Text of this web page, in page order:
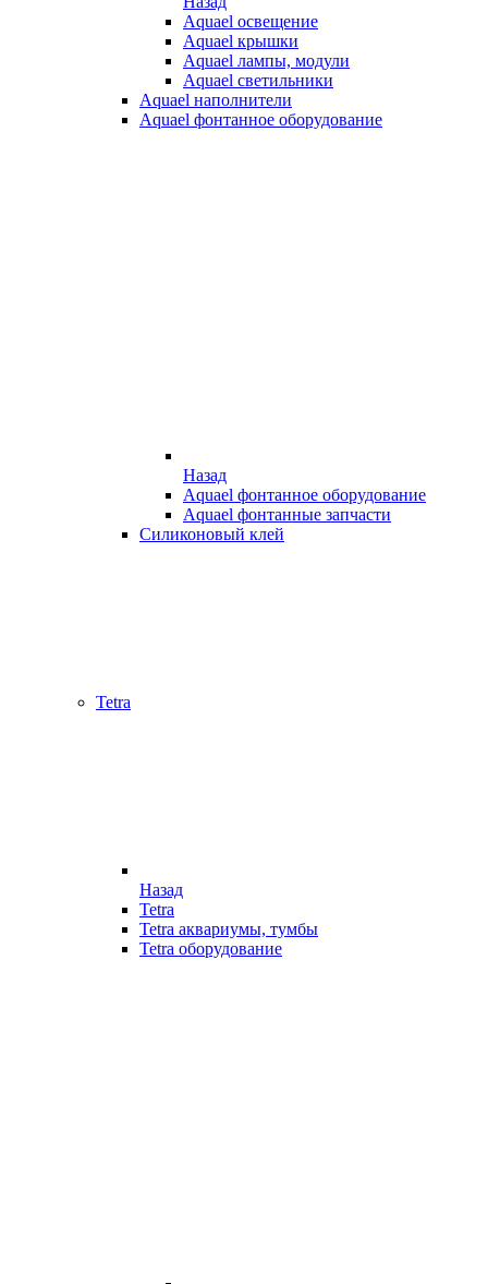
Aquael освещение
Aquael крышки
Aquael лампы, модули
Aquael светильники
Aquael наполнители
Aquael фонтанное оборудование
Назад
Aquael фонтанное оборудование
Aquael фонтанные запчасти
Силиконовый клей
Tetra
Назад
Tetra
Tetra аквариумы, тумбы
Tetra оборудование